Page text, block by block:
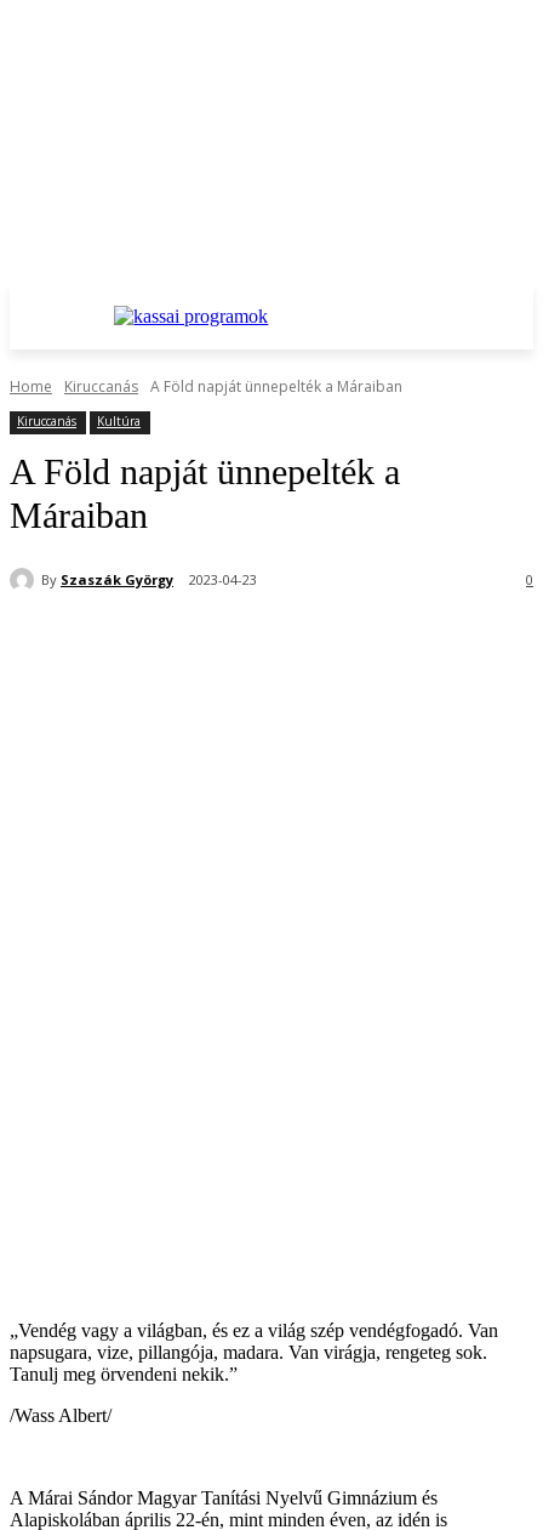
Home Kiruccanás A Föld napját ünnepelték a Máraiban
Kiruccanás Kultúra
A Föld napját ünnepelték a
Máraiban
By Szaszák György 2023-04-23 0
„Vendég vagy a világban, és ez a világ szép vendégfogadó. Van
napsugara, vize, pillangója, madara. Van virágja, rengeteg sok.
Tanulj meg örvendeni nekik.”
/Wass Albert/
A Márai Sándor Magyar Tanítási Nyelvű Gimnázium és
Alapiskolában április 22-én, mint minden éven, az idén is